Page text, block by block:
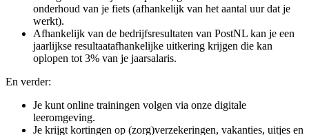
onderhoud van je fiets (afhankelijk van het aantal uur dat je
werkt).
Afhankelijk van de bedrijfsresultaten van PostNL kan je een
jaarlijkse resultaatafhankelijke uitkering krijgen die kan
oplopen tot 3% van je jaarsalaris.
En verder:
Je kunt online trainingen volgen via onze digitale
leeromgeving.
Je krijgt kortingen op (zorg)verzekeringen, vakanties, uitjes en